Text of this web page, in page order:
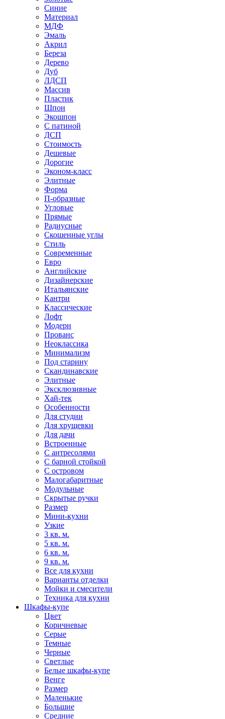
Синие
Материал
МДФ
Эмаль
Акрил
Береза
Дерево
Дуб
ЛДСП
Массив
Пластик
Шпон
Экошпон
С патиной
ДСП
Стоимость
Дешевые
Дорогие
Эконом-класс
Элитные
Форма
П-образные
Угловые
Прямые
Радиусные
Скошенные углы
Стиль
Современные
Евро
Английские
Дизайнерские
Итальянские
Кантри
Классические
Лофт
Модерн
Прованс
Неоклассика
Минимализм
Под старину
Скандинавские
Элитные
Эксклюзивные
Хай-тек
Особенности
Для студии
Для хрущевки
Для дачи
Встроенные
С антресолями
С барной стойкой
С островом
Малогабаритные
Модульные
Скрытые ручки
Размер
Мини-кухни
Узкие
3 кв. м.
5 кв. м.
6 кв. м.
9 кв. м.
Все для кухни
Варианты отделки
Мойки и смесители
Техника для кухни
Шкафы-купе
Цвет
Коричневые
Серые
Темные
Черные
Светлые
Белые шкафы-купе
Венге
Размер
Маленькие
Большие
Средние